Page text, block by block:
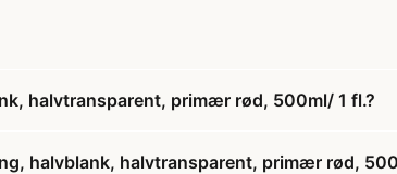
halvtransparent, primær rød, 500ml/ 1 fl.?
halvblank, halvtransparent, primær rød,